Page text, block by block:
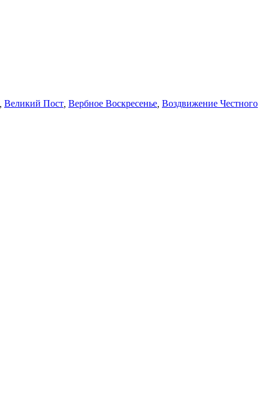
Великий Пост Вербное Воскресенье Воздвижение Честного